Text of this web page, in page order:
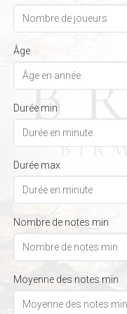
Âge
Durée min
Durée max
Nombre de notes min
Moyenne des notes min